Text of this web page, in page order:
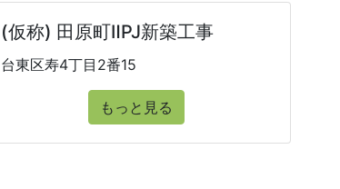
(仮称) 田原町ⅡPJ新築工事
台東区寿4丁目2番15
もっと見る